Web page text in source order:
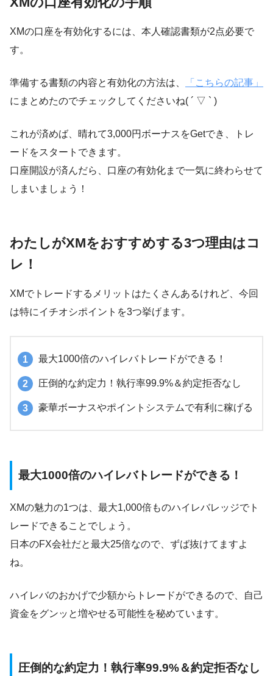
XMの口座を有効化するには、本人確認書類が2点必要で
す。
準備する書類の内容と有効化の方法は、
「こちらの記事」
にまとめたのでチェックしてくださいね( ´ ▽ ` )
これが済めば、晴れて3,000円ボーナスをGetでき、トレ
ードをスタートできます。
口座開設が済んだら、口座の有効化まで一気に終わらせて
しまいましょう！
わたしがXMをおすすめする3つ理由はコ
レ！
XMでトレードするメリットはたくさんあるけれど、今回
は特にイチオシポイントを3つ挙げます。
最大1000倍のハイレバトレードができる！
圧倒的な約定力！執行率99.9%＆約定拒否なし
豪華ボーナスやポイントシステムで有利に稼げる
最大1000倍のハイレバトレードができる！
XMの魅力の1つは、最大1,000倍ものハイレバレッジでト
レードできることでしょう。
日本のFX会社だと最大25倍なので、ずば抜けてますよ
ね。
ハイレバのおかげで少額からトレードができるので、自己
資金をグンッと増やせる可能性を秘めています。
圧倒的な約定力！執行率99.9%＆約定拒否なし